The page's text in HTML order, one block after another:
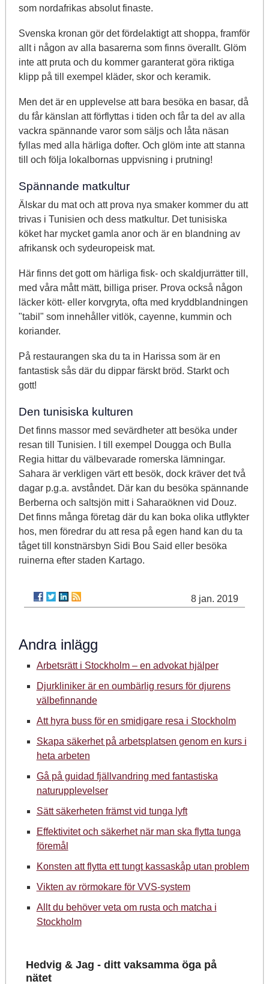
som nordafrikas absolut finaste.
Svenska kronan gör det fördelaktigt att shoppa, framför
allt i någon av alla basarerna som finns överallt. Glöm
inte att pruta och du kommer garanterat göra riktiga
klipp på till exempel kläder, skor och keramik.
Men det är en upplevelse att bara besöka en basar, då
du får känslan att förflyttas i tiden och får ta del av alla
vackra spännande varor som säljs och låta näsan
fyllas med alla härliga dofter. Och glöm inte att stanna
till och följa lokalbornas uppvisning i prutning!
Spännande matkultur
Älskar du mat och att prova nya smaker kommer du att
trivas i Tunisien och dess matkultur. Det tunisiska
köket har mycket gamla anor och är en blandning av
afrikansk och sydeuropeisk mat.
Här finns det gott om härliga fisk- och skaldjurrätter till,
med våra mått mätt, billiga priser. Prova också någon
läcker kött- eller korvgryta, ofta med kryddblandningen
"tabil" som innehåller vitlök, cayenne, kummin och
koriander.
På restaurangen ska du ta in Harissa som är en
fantastisk sås där du dippar färskt bröd. Starkt och
gott!
Den tunisiska kulturen
Det finns massor med sevärdheter att besöka under
resan till Tunisien. I till exempel Dougga och Bulla
Regia hittar du välbevarade romerska lämningar.
Sahara är verkligen värt ett besök, dock kräver det två
dagar p.g.a. avståndet. Där kan du besöka spännande
Berberna och saltsjön mitt i Saharaöknen vid Douz.
Det finns många företag där du kan boka olika utflykter
hos, men föredrar du att resa på egen hand kan du ta
tåget till konstnärsbyn Sidi Bou Said eller besöka
ruinerna efter staden Kartago.
8 jan. 2019
Andra inlägg
Arbetsrätt i Stockholm – en advokat hjälper
Djurkliniker är en oumbärlig resurs för djurens
välbefinnande
Att hyra buss för en smidigare resa i Stockholm
Skapa säkerhet på arbetsplatsen genom en kurs i
heta arbeten
Gå på guidad fjällvandring med fantastiska
naturupplevelser
Sätt säkerheten främst vid tunga lyft
Effektivitet och säkerhet när man ska flytta tunga
föremål
Konsten att flytta ett tungt kassaskåp utan problem
Vikten av rörmokare för VVS-system
Allt du behöver veta om rusta och matcha i
Stockholm
Hedvig & Jag - ditt vaksamma öga på
nätet